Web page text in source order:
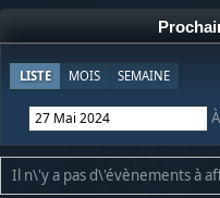
LISTE MOIS SEMAINE
À
Il n\'y a pas d\'évènements à